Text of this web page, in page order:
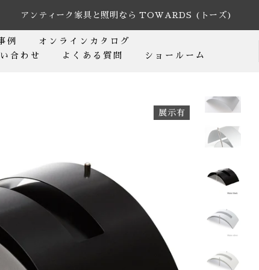
アンティーク家具と照明なら TOWARDS (トーズ)
例
オンラインカタログ
合わせ よくある質問 ショールーム
展示有